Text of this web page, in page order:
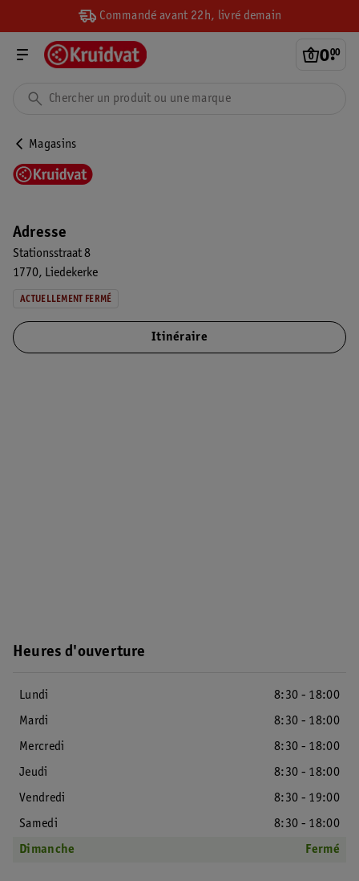
Commandé avant 22h, livré demain
0.
00
Magasins
Adresse
Stationsstraat 8
1770
Liedekerke
ACTUELLEMENT FERMÉ
Itinéraire
Heures d'ouverture
Lundi
8:30 - 18:00
Mardi
8:30 - 18:00
Mercredi
8:30 - 18:00
Jeudi
8:30 - 18:00
Vendredi
8:30 - 19:00
Samedi
8:30 - 18:00
Dimanche
Fermé